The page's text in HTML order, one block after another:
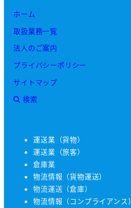
ホーム
取扱業務一覧
法人のご案内
プライバシーポリシー
サイトマップ
検索
運送業（貨物）
運送業（旅客）
倉庫業
物流情報（貨物運送）
物流運送（倉庫）
物流情報（コンプライアンス）